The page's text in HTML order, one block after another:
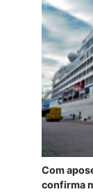
Com
confirma